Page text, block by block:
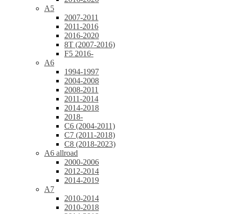
A5
2007-2011
2011-2016
2016-2020
8T (2007-2016)
F5 2016-
A6
1994-1997
2004-2008
2008-2011
2011-2014
2014-2018
2018-
C6 (2004-2011)
C7 (2011-2018)
C8 (2018-2023)
A6 allroad
2000-2006
2012-2014
2014-2019
A7
2010-2014
2010-2018